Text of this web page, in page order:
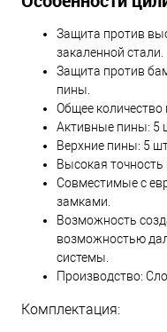
Защита против
закаленной стали.
Защита против
пины.
Общее количество
Активные пины: 5
Верхние пины: 5
Высокая точность
Совместимые с
замками.
Возможность
возможностью
системы.
Производство:
Комплектация: